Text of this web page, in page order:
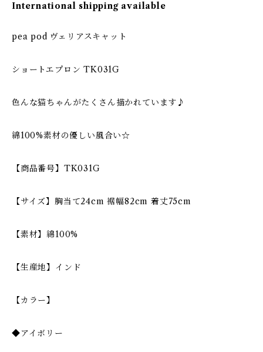
International shipping available
pea pod ヴェリアスキャット
ショートエプロン TK031G
色んな猫ちゃんがたくさん描かれています♪
綿100%素材の優しい風合い☆
【商品番号】TK031G
【サイズ】胸当て24cm 裾幅82cm 着丈75cm
【素材】綿100%
【生産地】インド
【カラー】
◆アイボリー